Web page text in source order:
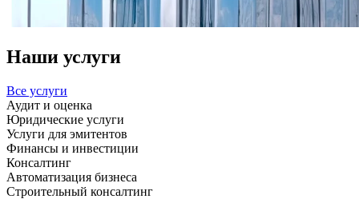
Наши услуги
Все услуги
Аудит и оценка
Юридические услуги
Услуги для эмитентов
Финансы и инвестиции
Консалтинг
Автоматизация бизнеса
Строительный консалтинг